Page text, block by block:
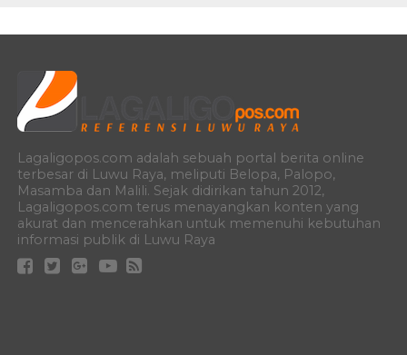
Lagaligopos.com adalah sebuah portal berita online
terbesar di Luwu Raya, meliputi Belopa, Palopo,
Masamba dan Malili. Sejak didirikan tahun 2012,
Lagaligopos.com terus menayangkan konten yang
akurat dan mencerahkan untuk memenuhi kebutuhan
informasi publik di Luwu Raya